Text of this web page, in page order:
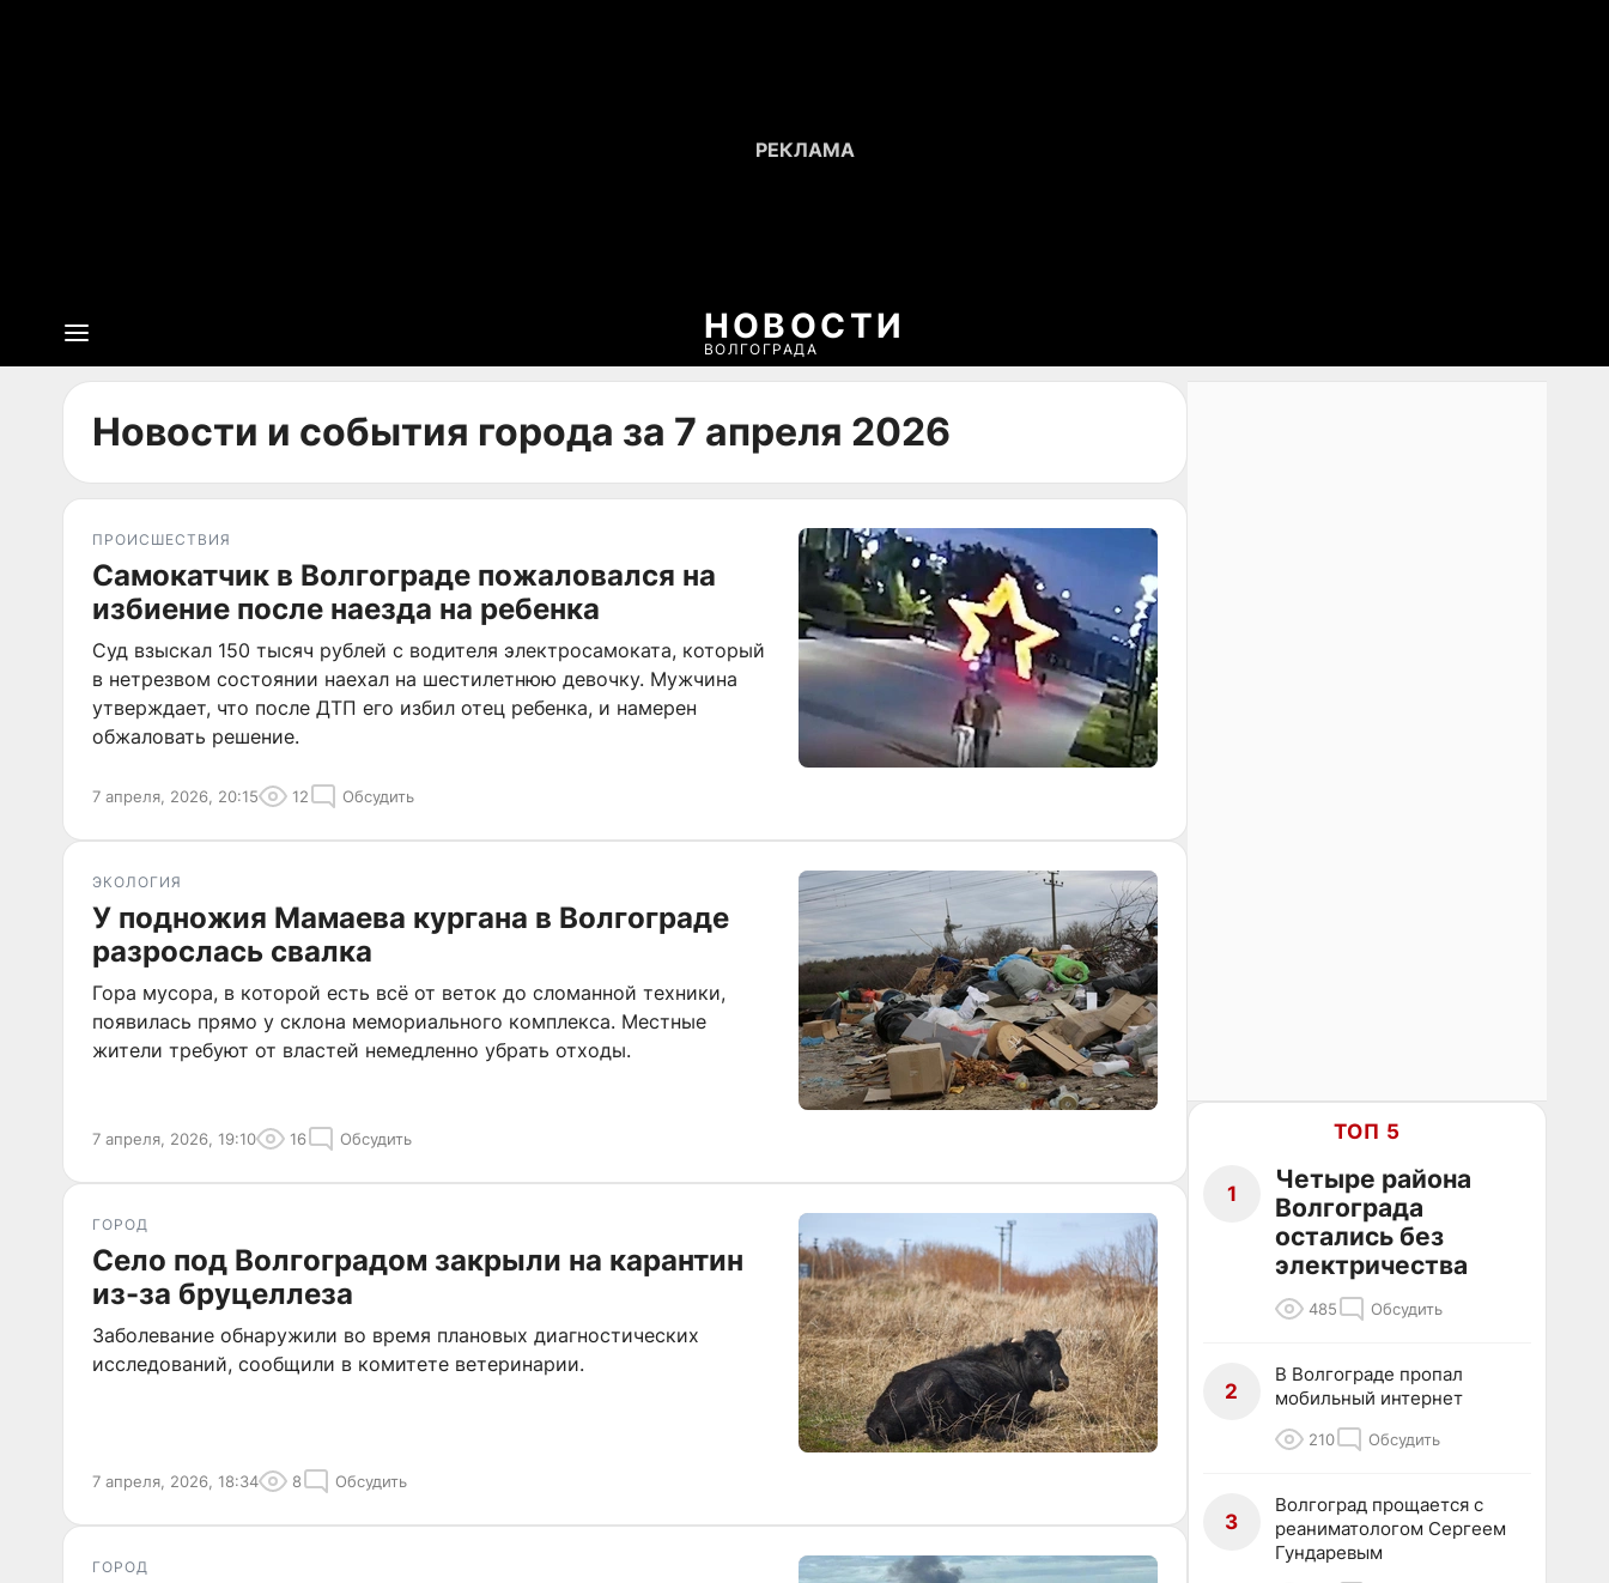
НОВОСТИ
ВОЛГОГРАДА
Новости и события города за 7 апреля 2026
ПРОИСШЕСТВИЯ
Самокатчик в Волгограде пожаловался на
избиение после наезда на ребенка
Суд взыскал 150 тысяч рублей с водителя электросамоката, который
в нетрезвом состоянии наехал на шестилетнюю девочку. Мужчина
утверждает, что после ДТП его избил отец ребенка, и намерен
обжаловать решение.
7 апреля, 2026, 20:15 12 Обсудить
ЭКОЛОГИЯ
У подножия Мамаева кургана в Волгограде
разрослась свалка
Гора мусора, в которой есть всё от веток до сломанной техники,
появилась прямо у склона мемориального комплекса. Местные
жители требуют от властей немедленно убрать отходы.
7 апреля, 2026, 19:10 16 Обсудить
ГОРОД
Село под Волгоградом закрыли на карантин
из-за бруцеллеза
Заболевание обнаружили во время плановых диагностических
исследований, сообщили в комитете ветеринарии.
7 апреля, 2026, 18:34 8 Обсудить
ГОРОД
ТОП 5
1
Четыре района
Волгограда
остались без
электричества
485 Обсудить
2
В Волгограде пропал
мобильный интернет
210 Обсудить
3
Волгоград прощается с
реаниматологом Сергеем
Гундаревым